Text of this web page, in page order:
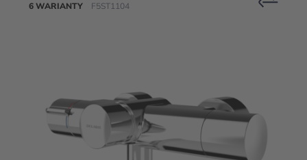
6 WARIANTY F5ST1104